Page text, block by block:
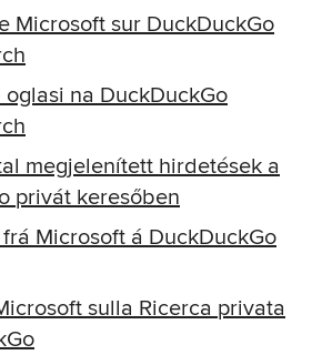
Microsoft sur DuckDuckGo
na DuckDuckGo
megjelenített hirdetések a
privát keresőben
Microsoft á DuckDuckGo
sulla Ricerca privata